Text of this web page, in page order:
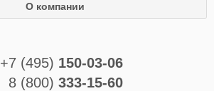
О компании
+7 (495) 150-03-06
8 (800) 333-15-60